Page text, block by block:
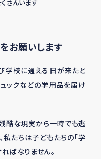
さんいます
お願いします
学校に通える日が来たと
ュックなどの学用品を届け
酷な現実から一時でも逃
私たちは子どもたちの「学
ばなりません。